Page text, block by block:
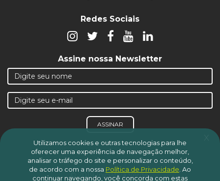
Redes Sociais
Assine nossa Newsletter
ASSINAR
© 2019 Iniciativa Verde.
x
Utilizamos cookies e outras tecnologias para lhe
oferecer uma experiência de navegação melhor,
analisar o tráfego do site e personalizar o conteúdo,
de acordo com a nossa Política de Privacidade Ao
continuar navegando, você concorda com estas